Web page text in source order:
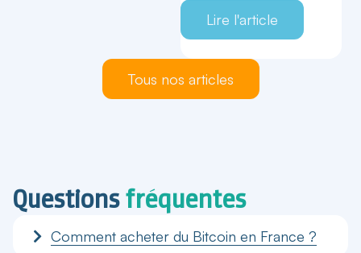
Lire l'article
Tous nos articles
Questionsfréquentes
Comment acheter du Bitcoin en France ?